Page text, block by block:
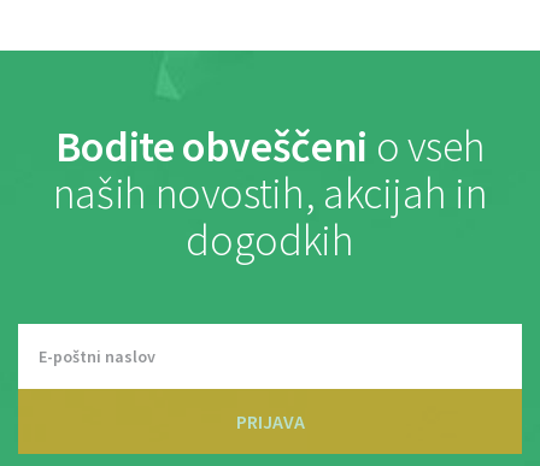
Bodite obveščeni o vseh
naših novostih, akcijah in
dogodkih
PRIJAVA